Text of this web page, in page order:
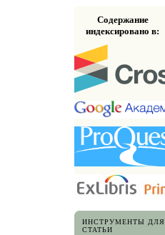
Содержание
индексировано в:
ИНСТРУМЕНТЫ ДЛЯ
СТАТЬИ